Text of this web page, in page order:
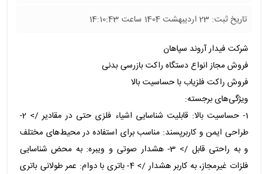
تاریخ ثبت: 23 اردیبهشت 1404 ساعت 14:10:43
شرکت فیدار آروند سپاهان
فروش مجاز انواع دستگاه راکت بازرسی بدنی
فروش راکت فلزیاب با حساسیت بالا
ویژگی‌های برجسته:
1- حساسیت بالا: قابلیت شناسایی اشیاء فلزی حتی در مقادیر /> 2-
طراحی ایمن و کاربرپسند: مناسب برای استفاده در محیط‌های مختلف
و به راحتی قابل /> 3- هشدار صوتی و ویبره: به محض شناسایی
فلزات غیرمجاز، به کاربر هشدار /> 4- باتری با دوام: عمر طولانی باتری